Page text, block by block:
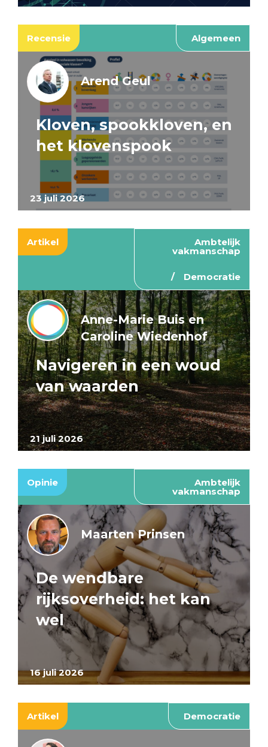
Recensie Algemeen
23 juli 2026
Arend Geul
Kloven, spookkloven, en
het klovenspook
Artikel Ambtelijk
vakmanschap
Democratie
21 juli 2026
Anne-Marie Buis en
Caroline Wiedenhof
Navigeren in een woud
van waarden
Opinie Ambtelijk
vakmanschap
16 juli 2026
Maarten Prinsen
De wendbare
rijksoverheid: het kan
wel
Artikel Democratie